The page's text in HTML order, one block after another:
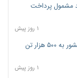
مشمول پرداخت
۱ روز پیش
پیش‌بینی افزایش تولید برنج؛ نیاز وارداتی کشور به ۵۰۰ هزار تن
۱ روز پیش